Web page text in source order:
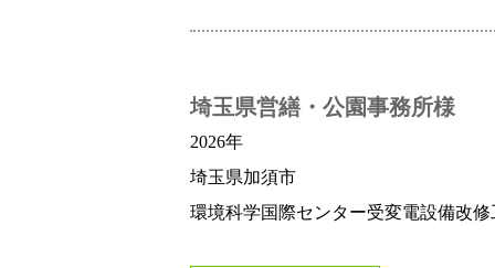
埼玉県営繕・公園事務所様
2026年
埼玉県加須市
環境科学国際センター受変電設備改修